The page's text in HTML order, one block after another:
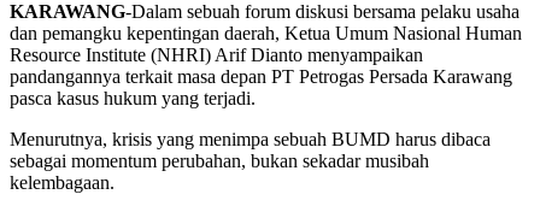
KARAWANG-Dalam sebuah forum diskusi bersama pelaku usaha
dan pemangku kepentingan daerah, Ketua Umum Nasional Human
Resource Institute (NHRI) Arif Dianto menyampaikan
pandangannya terkait masa depan PT Petrogas Persada Karawang
pasca kasus hukum yang terjadi.
Menurutnya, krisis yang menimpa sebuah BUMD harus dibaca
sebagai momentum perubahan, bukan sekadar musibah
kelembagaan.